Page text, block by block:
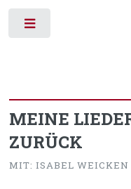
MEINE
ZURÜCK
MIT: ISABEL WEICKEN